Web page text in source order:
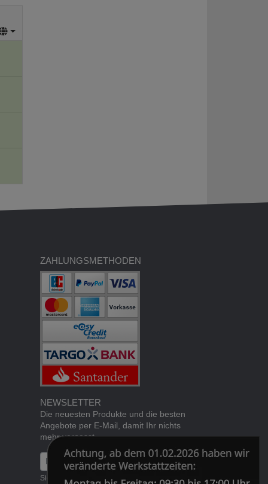
ZAHLUNGSMETHODEN
NEWSLETTER
Die neuesten Produkte und die besten
Angebote per E-Mail, damit Ihr nichts
mehr verpasst.
Newsletter Abonnieren
Sie können den Newsletter jederzeit